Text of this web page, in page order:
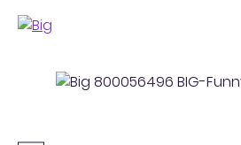
Bildergalerie überspringen